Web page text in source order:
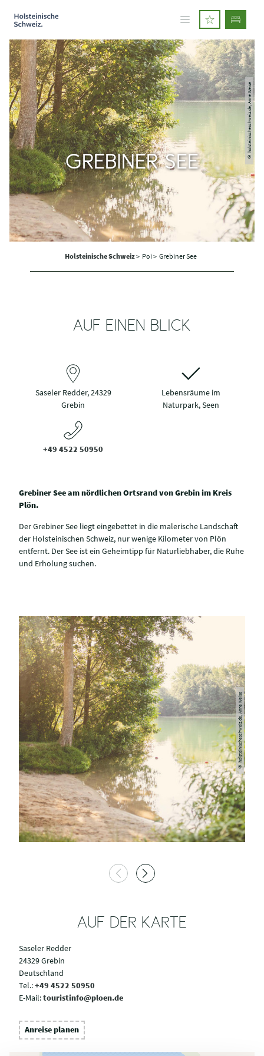
© holsteinischeschweiz.de, Anne Weise
GREBINER SEE
Holsteinische Schweiz> Poi > Grebiner See
AUF EINEN BLICK
Saseler Redder, 24329
Grebin
Lebensräume im
Naturpark, Seen
+49 4522 50950
Grebiner See am nördlichen Ortsrand von Grebin im Kreis
Plön.
Der Grebiner See liegt eingebettet in die malerische Landschaft
der Holsteinischen Schweiz, nur wenige Kilometer von Plön
entfernt. Der See ist ein Geheimtipp für Naturliebhaber, die Ruhe
und Erholung suchen.
© holsteinischeschweiz.de, Anne Weise
AUF DER KARTE
Saseler Redder
24329 Grebin
Deutschland
Tel.:+49 4522 50950
E-Mail:touristinfo@ploen.de
Anreise planen